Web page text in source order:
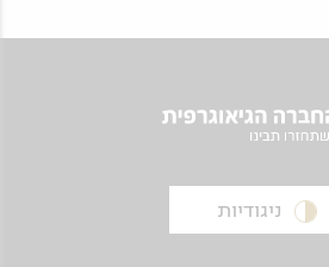
ניגודיות